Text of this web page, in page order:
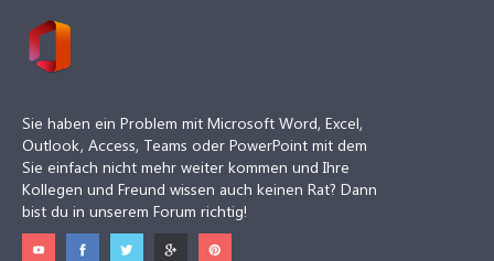
Sie haben ein Problem mit Microsoft Word, Excel,
Outlook, Access, Teams oder PowerPoint mit dem
Sie einfach nicht mehr weiter kommen und Ihre
Kollegen und Freund wissen auch keinen Rat? Dann
bist du in unserem Forum richtig!